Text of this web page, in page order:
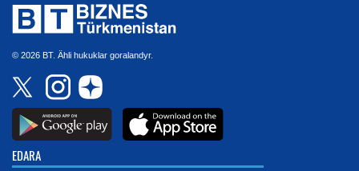
© 2026 BT. Ähli hukuklar goralandyr.
EDARA